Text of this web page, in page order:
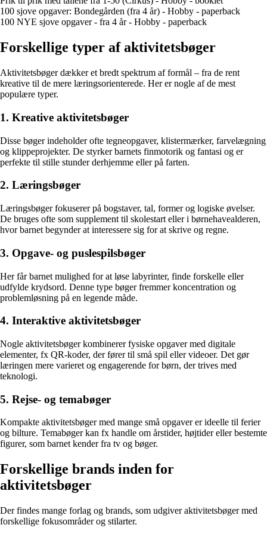
100 sjove opgaver: Bondegården (fra 4 år) - Hobby - paperback
100 NYE sjove opgaver - fra 4 år - Hobby - paperback
Forskellige typer af aktivitetsbøger
Aktivitetsbøger dækker et bredt spektrum af formål – fra de rent
kreative til de mere læringsorienterede. Her er nogle af de mest
populære typer.
1. Kreative aktivitetsbøger
Disse bøger indeholder ofte tegneopgaver, klistermærker, farvelægning
og klippeprojekter. De styrker barnets finmotorik og fantasi og er
perfekte til stille stunder derhjemme eller på farten.
2. Læringsbøger
Læringsbøger fokuserer på bogstaver, tal, former og logiske øvelser.
De bruges ofte som supplement til skolestart eller i børnehavealderen,
hvor barnet begynder at interessere sig for at skrive og regne.
3. Opgave- og puslespilsbøger
Her får barnet mulighed for at løse labyrinter, finde forskelle eller
udfylde krydsord. Denne type bøger fremmer koncentration og
problemløsning på en legende måde.
4. Interaktive aktivitetsbøger
Nogle aktivitetsbøger kombinerer fysiske opgaver med digitale
elementer, fx QR-koder, der fører til små spil eller videoer. Det gør
læringen mere varieret og engagerende for børn, der trives med
teknologi.
5. Rejse- og temabøger
Kompakte aktivitetsbøger med mange små opgaver er ideelle til ferier
og bilture. Temabøger kan fx handle om årstider, højtider eller bestemte
figurer, som barnet kender fra tv og bøger.
Forskellige brands inden for
aktivitetsbøger
Der findes mange forlag og brands, som udgiver aktivitetsbøger med
forskellige fokusområder og stilarter.